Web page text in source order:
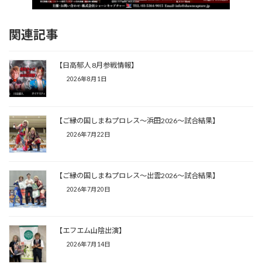
関連記事
【日高郁人 8月参戦情報】
2026年8月1日
【ご縁の国しまねプロレス〜浜田2026〜試合結果】
2026年7月22日
【ご縁の国しまねプロレス〜出雲2026〜試合結果】
2026年7月20日
【エフエム山陰出演】
2026年7月14日